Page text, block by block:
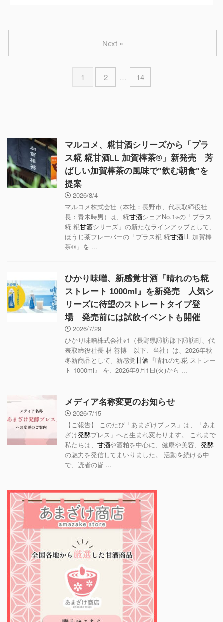
1 2 … 14
Next »
マルコメ、糀甘酒シリーズから「プラ
ス糀 糀甘酒LL 加賀棒茶®」新発売 芳
ばしい加賀棒茶の風味で"飲む朝食"を
提案
2026/8/4
マルコメ株式会社（本社：長野市、代表取締役社
長：青木時男）は、糀甘酒シェアNo.1※の「プラス
糀 糀甘酒シリーズ」の新たなラインアップとして、
ほうじ茶フレーバーの「プラス糀 糀甘酒LL 加賀棒
茶®」を ...
ひかり味噌、新感覚甘酒『晴れのち糀
ストレート 1000ml』を新発売 人気シ
リーズに待望のストレートタイプ登
場 発売前には試飲イベントも開催
2026/7/29
ひかり味噌株式会社※1（長野県諏訪郡下諏訪町、代
表取締役社長 林 善博 以下、当社）は、2026年秋
冬新商品として、新感覚甘酒 『晴れのち糀 ストレー
ト 1000ml』 を、2026年9月1日(火)から ...
メディア名称変更のお知らせ
2026/7/15
【ご報告】 このたび「あまざけプレス」は、「あま
ざけ発酵プレス」へと生まれ変わります。 これまで
私たちは、 甘酒や酒粕を中心に、健康や美容、 発酵
の魅力を発信してまいりました。 活動を続ける中
で、読者の皆 ...